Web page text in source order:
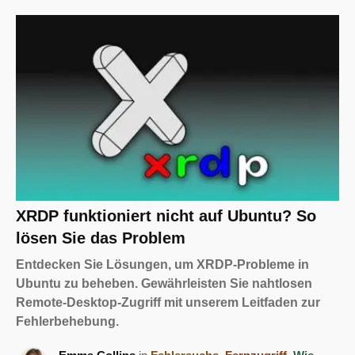
XRDP funktioniert nicht auf Ubuntu? So
lösen Sie das Problem
Entdecken Sie Lösungen, um XRDP-Probleme in
Ubuntu zu beheben. Gewährleisten Sie nahtlosen
Remote-Desktop-Zugriff mit unserem Leitfaden zur
Fehlerbehebung.